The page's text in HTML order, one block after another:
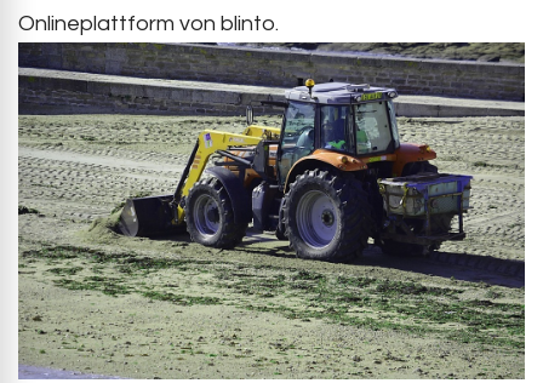
Onlineplattform von blinto.